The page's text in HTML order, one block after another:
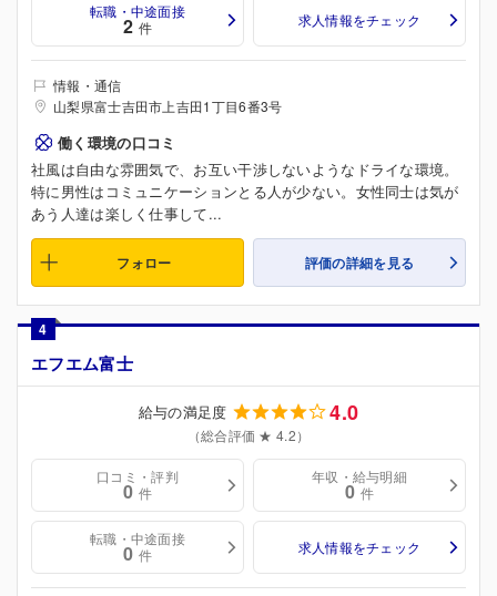
転職・中途面接
2 件 求人情報をチェック
情報・通信
山梨県富士吉田市上吉田1丁目6番3号
働く環境の口コミ
社風は自由な雰囲気で、お互い干渉しないようなドライな環境。
特に男性はコミュニケーションとる人が少ない。女性同士は気が
あう人達は楽しく仕事して...
フォロー 評価の詳細を見る
4
エフエム富士
給与の満足度 4.0
（総合評価 ★ 4.2）
口コミ・評判
0 件
年収・給与明細
0 件
転職・中途面接
0 件 求人情報をチェック